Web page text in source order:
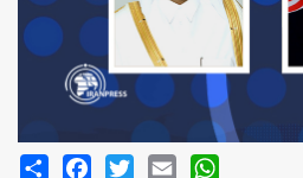
Share FacebookTwitterEmail